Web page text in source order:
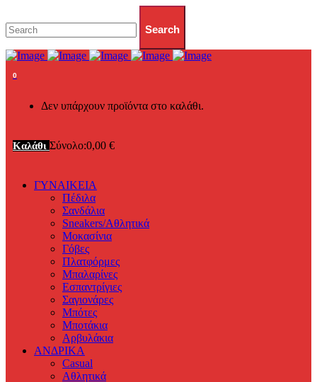
0
Δεν υπάρχουν προϊόντα στο καλάθι.
Καλάθι Σύνολο:0,00 €
ΓΥΝΑΙΚΕΙΑ
Πέδιλα
Σανδάλια
Sneakers/Αθλητικά
Μοκασίνια
Γόβες
Πλατφόρμες
Μπαλαρίνες
Εσπαντρίγιες
Σαγιονάρες
Μπότες
Μποτάκια
Αρβυλάκια
ΑΝΔΡΙΚΑ
Casual
Αθλητικά